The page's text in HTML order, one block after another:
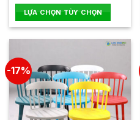
5 sao
LỰA CHỌN TÙY CHỌN
Sản
phẩm
có
nhiều
biến
thể.
Các
-17%